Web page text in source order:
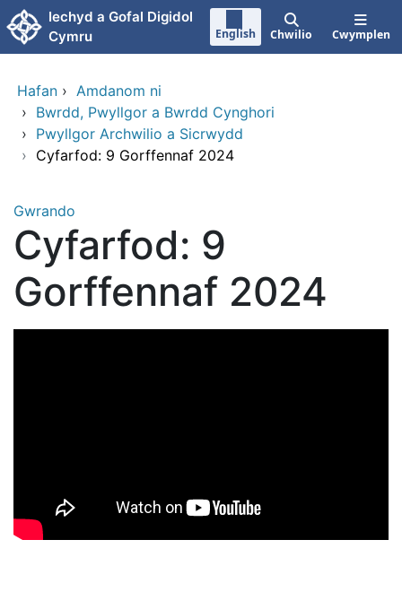
Neidio i'r prif gynnwy
Iechyd a Gofal Digidol
Cymru
English Chwilio Cwymplen
Hafan › Amdanom ni
› Bwrdd, Pwyllgor a Bwrdd Cynghori
› Pwyllgor Archwilio a Sicrwydd
› Cyfarfod: 9 Gorffennaf 2024
Gwrando
Cyfarfod: 9
Gorffennaf 2024